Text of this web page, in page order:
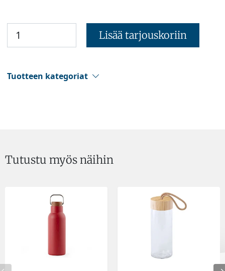
Lisää tarjouskoriin
Tuotteen kategoriat
Tutustu myös näihin